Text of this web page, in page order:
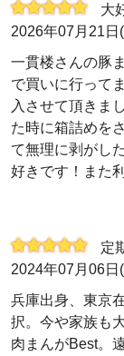
大
2026年07月21日
一貫楼さんの豚
で買いに行って
入させて頂きま
た時に箱詰めを
て無理に剥がし
好きです！また
定
2024年07月06日
兵庫出身、東京
択。今や家族も
肉まんがBest。